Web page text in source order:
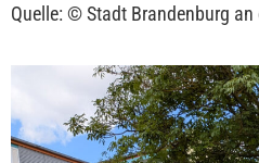
Quelle: © Stadt Brandenburg